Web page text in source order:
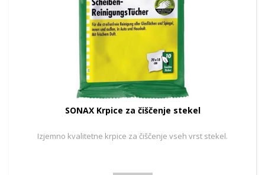
SONAX Krpice za čiščenje stekel
Izjemno kvalitetne krpice za čiščenje vseh vrst stekel.